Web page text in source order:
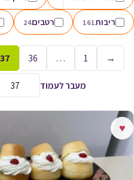
ריבות161 רטבים24
→
1
…
36
37
מעבר לעמוד
♥